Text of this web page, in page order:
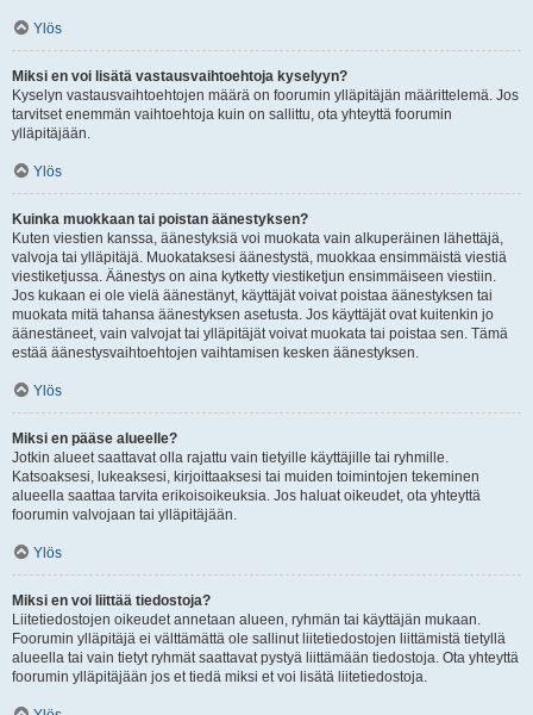
Ylös
Miksi en voi lisätä vastausvaihtoehtoja kyselyyn?
Kyselyn vastausvaihtoehtojen määrä on foorumin ylläpitäjän määrittelemä. Jos
tarvitset enemmän vaihtoehtoja kuin on sallittu, ota yhteyttä foorumin
ylläpitäjään.
Ylös
Kuinka muokkaan tai poistan äänestyksen?
Kuten viestien kanssa, äänestyksiä voi muokata vain alkuperäinen lähettäjä,
valvoja tai ylläpitäjä. Muokataksesi äänestystä, muokkaa ensimmäistä viestiä
viestiketjussa. Äänestys on aina kytketty viestiketjun ensimmäiseen viestiin.
Jos kukaan ei ole vielä äänestänyt, käyttäjät voivat poistaa äänestyksen tai
muokata mitä tahansa äänestyksen asetusta. Jos käyttäjät ovat kuitenkin jo
äänestäneet, vain valvojat tai ylläpitäjät voivat muokata tai poistaa sen. Tämä
estää äänestysvaihtoehtojen vaihtamisen kesken äänestyksen.
Ylös
Miksi en pääse alueelle?
Jotkin alueet saattavat olla rajattu vain tietyille käyttäjille tai ryhmille.
Katsoaksesi, lukeaksesi, kirjoittaaksesi tai muiden toimintojen tekeminen
alueella saattaa tarvita erikoisoikeuksia. Jos haluat oikeudet, ota yhteyttä
foorumin valvojaan tai ylläpitäjään.
Ylös
Miksi en voi liittää tiedostoja?
Liitetiedostojen oikeudet annetaan alueen, ryhmän tai käyttäjän mukaan.
Foorumin ylläpitäjä ei välttämättä ole sallinut liitetiedostojen liittämistä tietyllä
alueella tai vain tietyt ryhmät saattavat pystyä liittämään tiedostoja. Ota yhteyttä
foorumin ylläpitäjään jos et tiedä miksi et voi lisätä liitetiedostoja.